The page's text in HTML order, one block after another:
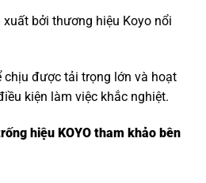
bởi thương hiệu Koyo nổi
được tải trọng lớn và hoạt
kiện làm việc khắc nghiệt.
hiệu KOYO tham khảo bên